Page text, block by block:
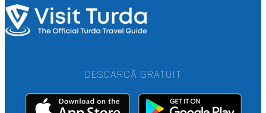
DESCARCĂ GRATUIT